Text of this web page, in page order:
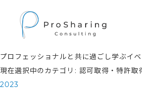
プロフェッショナルと共に過ごし学ぶイ
現在選択中のカテゴリ: 認可取得・特許取
2023